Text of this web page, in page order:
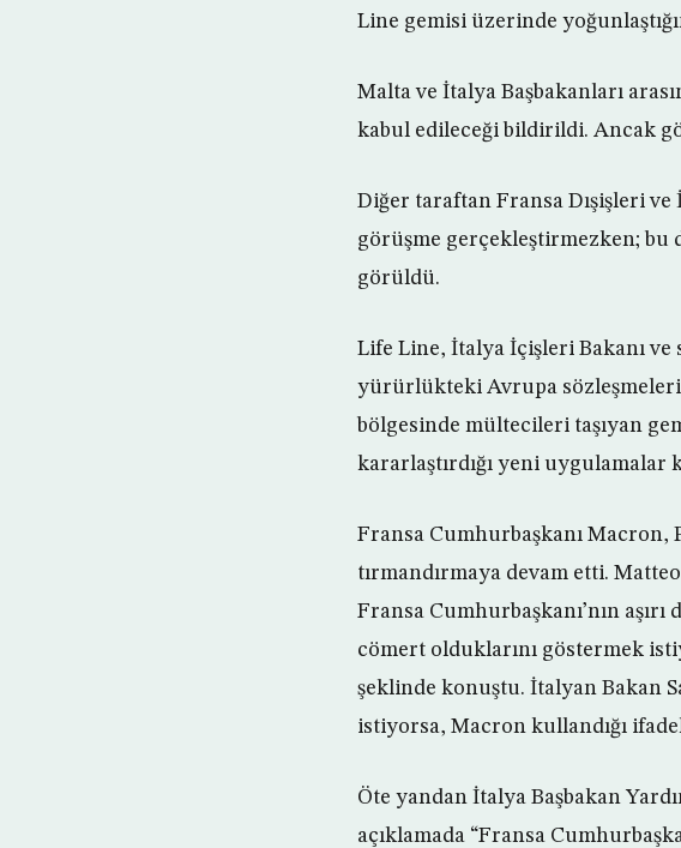
Line gemisi üzerinde
Malta ve İtalya Başbakanları
kabul edileceği bildirildi. Ancak
Diğer taraftan Fransa Dışişleri
görüşme gerçekleştirmezken;
görüldü.
Life Line, İtalya İçişleri Bakanı
yürürlükteki Avrupa sözleşmeleri
bölgesinde mültecileri taşıyan
kararlaştırdığı yeni uygulamalar
Fransa Cumhurbaşkanı
tırmandırmaya devam etti.
Fransa Cumhurbaşkanı’nın
cömert olduklarını göstermek
şeklinde konuştu. İtalyan Bakan
istiyorsa, Macron kullandığı
Öte yandan İtalya Başbakan
açıklamada “Fransa